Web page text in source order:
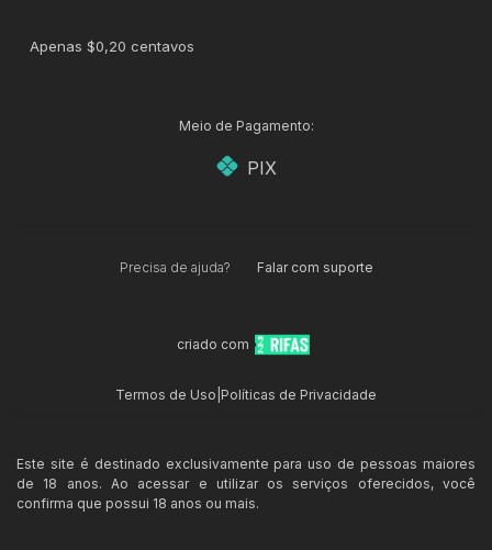
Apenas $0,20 centavos
Meio de Pagamento:
PIX
Precisa de ajuda? Falar com suporte
criado com
Termos de Uso Políticas de Privacidade
Este site é destinado exclusivamente para uso de pessoas maiores
de 18 anos. Ao acessar e utilizar os serviços oferecidos, você
confirma que possui 18 anos ou mais.